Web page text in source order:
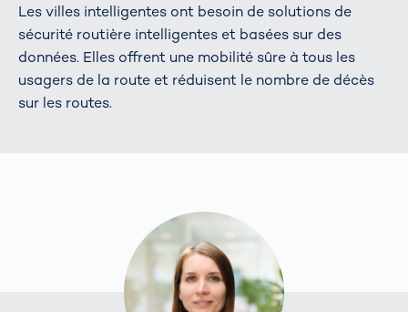
Les villes intelligentes ont besoin de solutions de
sécurité routière intelligentes et basées sur des
données. Elles offrent une mobilité sûre à tous les
usagers de la route et réduisent le nombre de décès
sur les routes.